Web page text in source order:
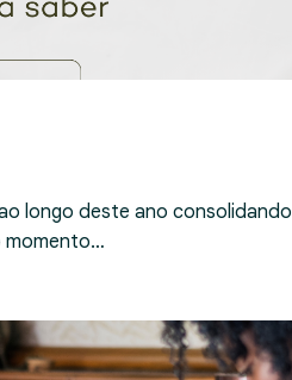
longo deste ano consolidando
momento…